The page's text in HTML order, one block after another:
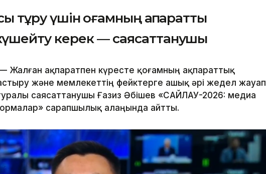
тұру үшін қоғамның ақпараттық
керек — саясаттанушы
Жалған ақпаратпен күресте қоғамның ақпараттық
және мемлекеттің фейктерге ашық әрі жедел жауап
саясаттанушы Ғазиз Әбішев «САЙЛАУ-2026: медиа
сарапшылық алаңында айтты.